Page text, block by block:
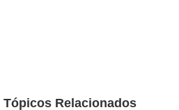
Tópicos Relacionados